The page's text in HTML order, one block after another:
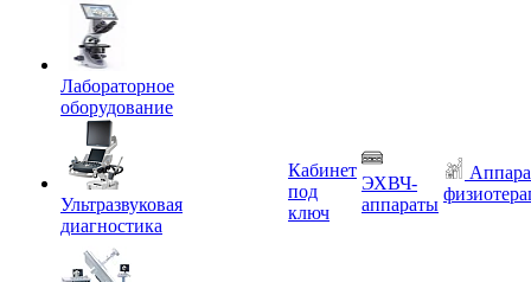
Лабораторное
оборудование
Ультразвуковая
диагностика
Кабинет
под
ключ
ЭХВЧ-
аппараты